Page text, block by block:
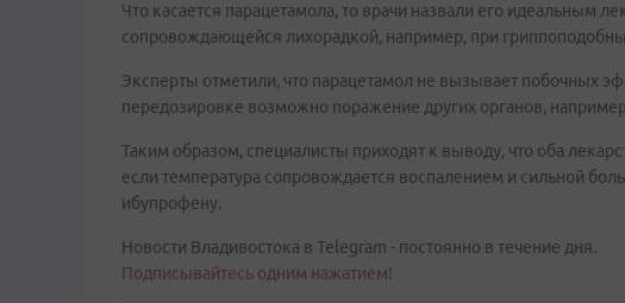
Что касается парацетамола, то врачи назвали его идеальным
сопровождающейся лихорадкой, например, при
Эксперты отметили, что парацетамол не вызывает побочных
передозировке возможно поражение других органов,
Таким образом, специалисты приходят к выводу, что оба
если температура сопровождается воспалением и сильной
ибупрофену.
Новости Владивостока в Telegram - постоянно в течение дня.
Подписывайтесь одним нажатием!